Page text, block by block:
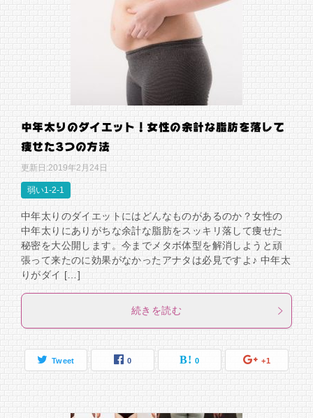
中年太りのダイエット！女性の余計な脂肪を落して
痩せた3つの方法
更新日:2019年2月24日
弱い1-2-1
中年太りのダイエットにはどんなものがあるのか？女性の
中年太りにありがちな余計な脂肪をスッキリ落して痩せた
秘密を大公開します。今までメタボ体型を解消しようと頑
張って来たのに効果がなかったアナタは必見ですよ♪ 中年太
りがダイ […]
続きを読む
Tweet 0 0 +1